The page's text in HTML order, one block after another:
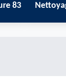
et pose